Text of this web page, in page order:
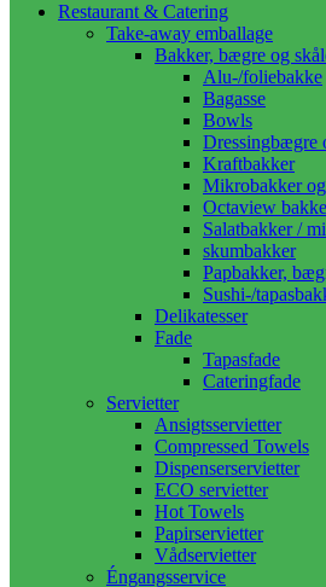
Restaurant & Catering
Take-away emballage
Bakker, bægre og
Alu-/foliebakke
Bagasse
Bowls
Dressingbægre
Kraftbakker
Mikrobakker
Octaview
Salatbakker /
skumbakker
Papbakker,
Sushi-/
Delikatesser
Fade
Tapasfade
Cateringfade
Servietter
Ansigtsservietter
Compressed Towels
Dispenserservietter
ECO servietter
Hot Towels
Papirservietter
Vådservietter
Éngangsservice